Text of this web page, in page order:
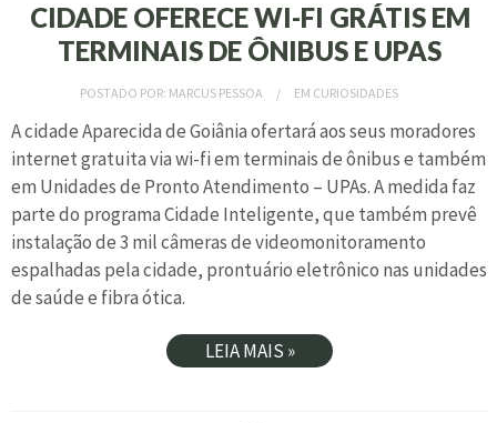
CIDADE OFERECE WI-FI GRÁTIS EM
TERMINAIS DE ÔNIBUS E UPAS
POSTADO POR: MARCUS PESSOA EM CURIOSIDADES
A cidade Aparecida de Goiânia ofertará aos seus moradores
internet gratuita via wi-fi em terminais de ônibus e também
em Unidades de Pronto Atendimento – UPAs. A medida faz
parte do programa Cidade Inteligente, que também prevê
instalação de 3 mil câmeras de videomonitoramento
espalhadas pela cidade, prontuário eletrônico nas unidades
de saúde e fibra ótica.
LEIA MAIS »